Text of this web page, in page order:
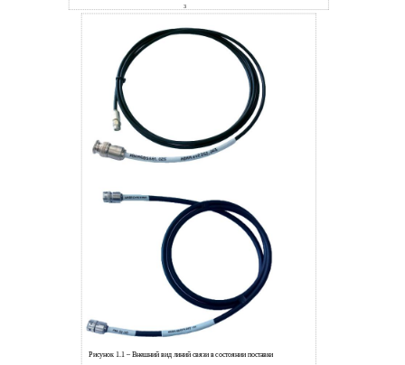
3
Рисунок 1.1 – Внешний вид линий связи в состоянии поставки